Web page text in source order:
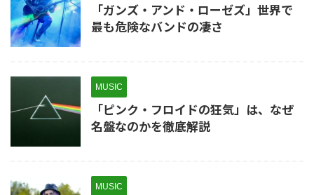
「ガンズ・アンド・ローゼズ」世界で
最も危険なバンドの凄さ
MUSIC
「ピンク・フロイドの狂気」は、なぜ
名盤なのかを徹底解説
MUSIC